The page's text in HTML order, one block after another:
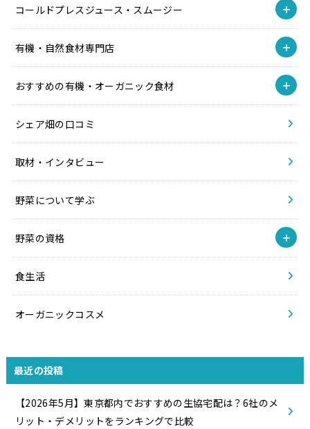
コールドプレスジュース・スムージー
有機・自然食材専門店
おすすめの有機・オーガニック食材
シェア畑の口コミ
取材・インタビュー
野菜について学ぶ
野菜の資格
食生活
オーガニックコスメ
最近の投稿
【2026年5月】東京都内でおすすめの生協宅配は？6社のメ
リット・デメリットをランキングで比較